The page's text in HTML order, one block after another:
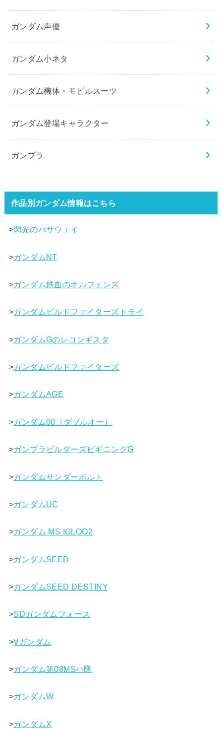
ガンダム声優
ガンダム小ネタ
ガンダム機体・モビルスーツ
ガンダム登場キャラクター
ガンプラ
作品別ガンダム情報はこちら
>閃光のハサウェイ
>ガンダムNT
>ガンダム鉄血のオルフェンズ
>ガンダムビルドファイターズトライ
>ガンダムGのレコンギスタ
>ガンダムビルドファイターズ
>ガンダムAGE
>ガンダム00（ダブルオー）
>ガンプラビルダーズビギニングG
>ガンダムサンダーボルト
>ガンダムUC
>ガンダム MS IGLOO2
>ガンダムSEED
>ガンダムSEED DESTINY
>SDガンダムフォース
>∀ガンダム
>ガンダム第08MS小隊
>ガンダムW
>ガンダムX